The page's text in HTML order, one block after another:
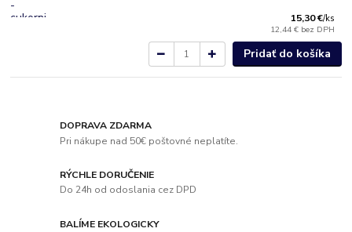
15,30 €/ks
12,44 € bez DPH
Pridať do košíka
DOPRAVA ZDARMA
Pri nákupe nad 50€ poštovné neplatíte.
RÝCHLE DORUČENIE
Do 24h od odoslania cez DPD
BALÍME EKOLOGICKY